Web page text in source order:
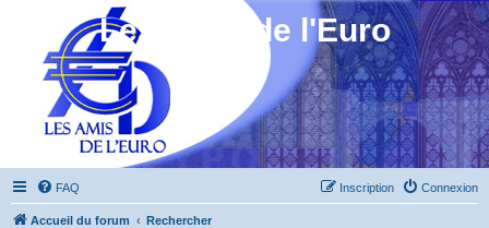
Les Amis de l'Euro
FAQ Connexion
Inscription
Accueil du forum Rechercher